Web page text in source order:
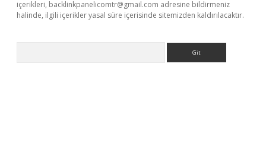
içerikleri, backlinkpanelicomtr@gmail.com adresine bildirmeniz
halinde, ilgili içerikler yasal süre içerisinde sitemizden kaldırılacaktır.